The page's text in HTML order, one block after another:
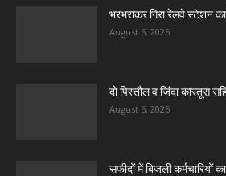
भरभराकर गिरा रेलवे स्टेशन
August 6, 2026
दो पिस्तौल व जिंदा कारतूस
August 6, 2026
सफीदों में बिजली कर्मचारियों